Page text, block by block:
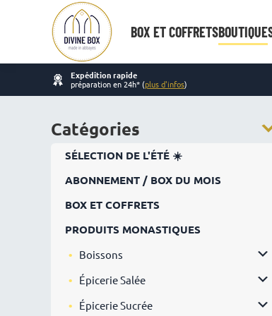
BOX ET COFFRETSBOUTIQUE
Expédition rapide
préparation en 24h* (plus d'infos)
Catégories
SÉLECTION DE L'ÉTÉ ☀️
ABONNEMENT / BOX DU MOIS
BOX ET COFFRETS
PRODUITS MONASTIQUES
Boissons
Épicerie Salée
Épicerie Sucrée